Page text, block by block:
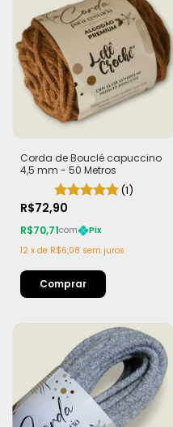
Corda de Bouclé capuccino
4,5 mm - 50 Metros
(1)
R$72,90
R$70,71com
Pix
12 x de R$6,08 sem juros